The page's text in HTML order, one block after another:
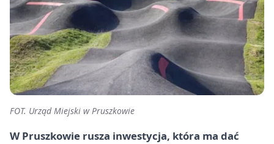
FOT. Urząd Miejski w Pruszkowie
W Pruszkowie rusza inwestycja, która ma dać